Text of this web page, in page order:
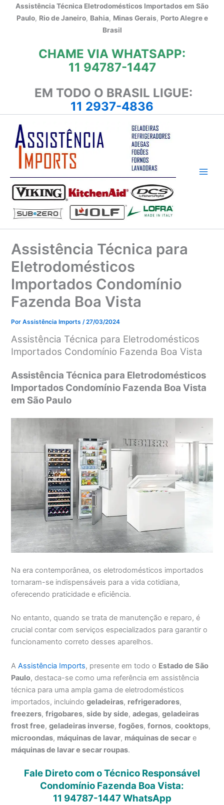
Assistência Técnica Eletrodomésticos Importados em São
Paulo, Rio de Janeiro, Bahia, Minas Gerais, Porto Alegre e
Brasil
CHAME VIA WHATSAPP:
11 94787-1447
EM TODO O BRASIL LIGUE:
11 2937-4836
Assistência Técnica para
Eletrodomésticos
Importados Condomínio
Fazenda Boa Vista
PorAssistência Imports/27/03/2024
Assistência Técnica para Eletrodomésticos
Importados Condomínio Fazenda Boa Vista
Assistência Técnica para Eletrodomésticos
Importados Condomínio Fazenda Boa Vista
em São Paulo
Na era contemporânea, os eletrodomésticos importados
tornaram-se indispensáveis para a vida cotidiana,
oferecendo praticidade e eficiência.
No entanto, quando se trata de manutenção e reparo, é
crucial contar com serviços especializados para garantir o
funcionamento correto desses aparelhos.
AAssistência Imports, presente em todo o Estado de São
Paulo, destaca-se como uma referência em assistência
técnica para uma ampla gama de eletrodomésticos
importados, incluindogeladeiras, refrigeradores,
freezers,frigobares,side by side,adegas,geladeiras
frost free,geladeiras inverse,fogões,fornos,cooktops,
microondas, máquinas de lavar, máquinas de secar e
máquinas de lavar e secar roupas.
Fale Direto com o Técnico Responsável
Condomínio Fazenda Boa Vista:
11 94787-1447WhatsApp